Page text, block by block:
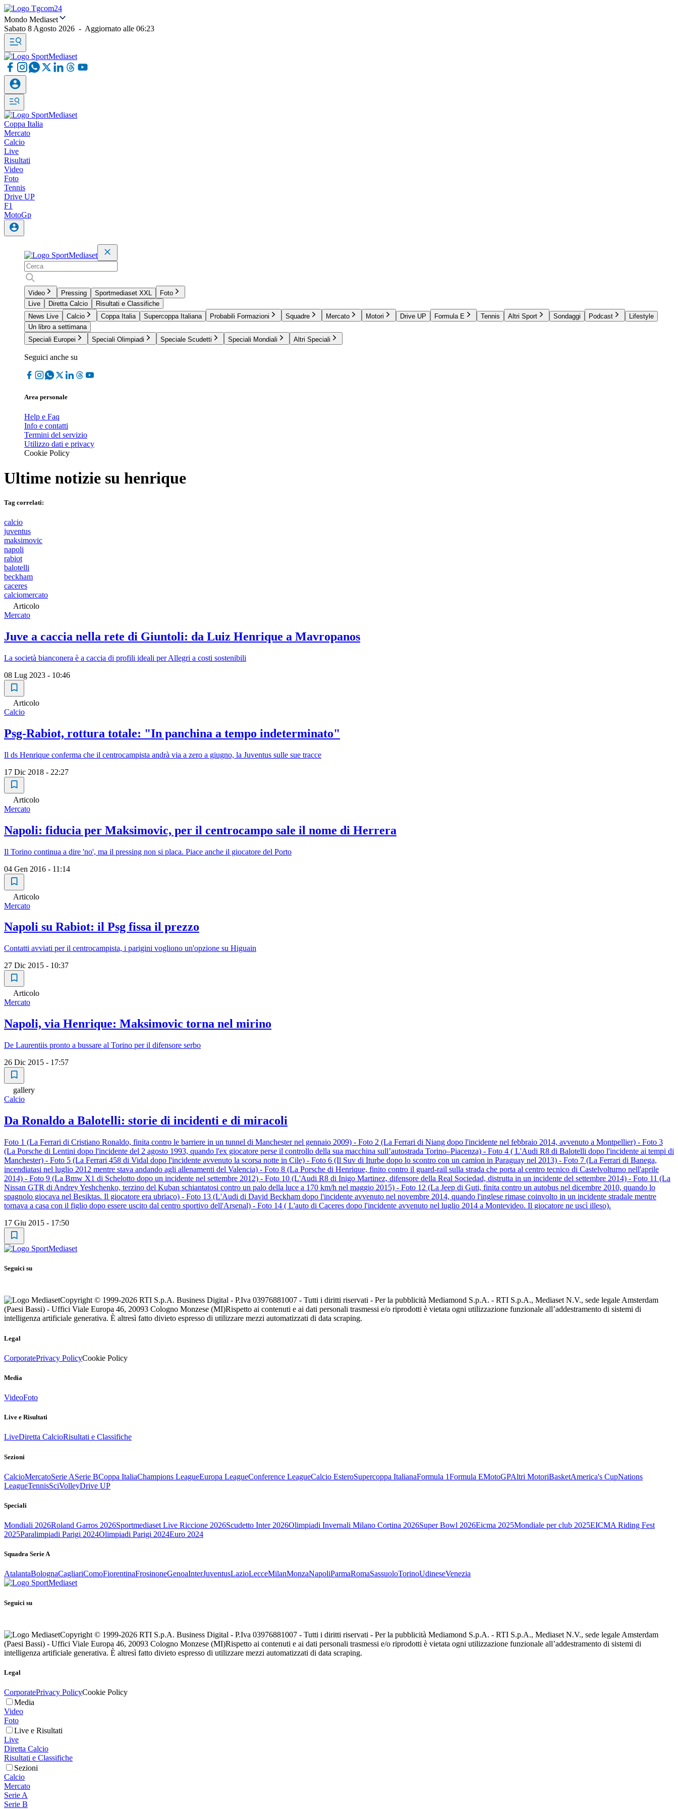
Mondo Mediaset
Sabato 8 Agosto 2026 - Aggiornato alle 06:23
Coppa Italia
Mercato
Calcio
Live
Risultati
Video
Foto
Tennis
Drive UP
F1
MotoGp
Video Pressing Sportmediaset XXL
Foto
Live
Diretta Calcio
Risultati e Classifiche
News Live
Calcio Coppa Italia Supercoppa Italiana Probabili Formazioni Squadre Mercato Motori Drive UP Formula E Tennis Altri Sport Sondaggi Podcast
Lifestyle
Un libro a settimana
Speciali Europei
Speciali Olimpiadi Speciale Scudetti Speciali Mondiali Altri Speciali
Seguici anche su
Area personale
Help e Faq
Info e contatti
Termini del servizio
Utilizzo dati e privacy
Cookie Policy
Ultime notizie su henrique
Tag correlati:
calcio
juventus
maksimovic
napoli
rabiot
balotelli
beckham
caceres
calciomercato
Articolo
Mercato
Juve a caccia nella rete di Giuntoli: da Luiz Henrique a Mavropanos
La società bianconera è a caccia di profili ideali per Allegri a costi sostenibili
08 Lug 2023 - 10:46
Articolo
Calcio
Psg-Rabiot, rottura totale: "In panchina a tempo indeterminato"
Il ds Henrique conferma che il centrocampista andrà via a zero a giugno, la Juventus sulle sue tracce
17 Dic 2018 - 22:27
Articolo
Mercato
Napoli: fiducia per Maksimovic, per il centrocampo sale il nome di Herrera
Il Torino continua a dire 'no', ma il pressing non si placa. Piace anche il giocatore del Porto
04 Gen 2016 - 11:14
Articolo
Mercato
Napoli su Rabiot: il Psg fissa il prezzo
Contatti avviati per il centrocampista, i parigini vogliono un'opzione su Higuain
27 Dic 2015 - 10:37
Articolo
Mercato
Napoli, via Henrique: Maksimovic torna nel mirino
De Laurentiis pronto a bussare al Torino per il difensore serbo
26 Dic 2015 - 17:57
gallery
Calcio
Da Ronaldo a Balotelli: storie di incidenti e di miracoli
Foto 1 (La Ferrari di Cristiano Ronaldo, finita contro le barriere in un tunnel di Manchester nel gennaio 2009) - Foto 2 (La Ferrari di Niang dopo l'incidente nel febbraio 2014, avvenuto a Montpellier) - Foto 3
(La Porsche di Lentini dopo l'incidente del 2 agosto 1993, quando l'ex giocatore perse il controllo della sua macchina sull’autostrada Torino–Piacenza) - Foto 4 ( L'Audi R8 di Balotelli dopo l'incidente ai tempi di
Manchester) - Foto 5 (La Ferrari 458 di Vidal dopo l'incidente avvenuto la scorsa notte in Cile) - Foto 6 (Il Suv di Iturbe dopo lo scontro con un camion in Paraguay nel 2013) - Foto 7 (La Ferrari di Banega,
incendiatasi nel luglio 2012 mentre stava andando agli allenamenti del Valencia) - Foto 8 (La Porsche di Henrique, finito contro il guard-rail sulla strada che porta al centro tecnico di Castelvolturno nell'aprile
2014) - Foto 9 (La Bmw X1 di Schelotto dopo un incidente nel settembre 2012) - Foto 10 (L'Audi R8 di Inigo Martinez, difensore della Real Sociedad, distrutta in un incidente del settembre 2014) - Foto 11 (La
Nissan GTR di Andrey Yeshchenko, terzino del Kuban schiantatosi contro un palo della luce a 170 km/h nel maggio 2015) - Foto 12 (La Jeep di Guti, finita contro un autobus nel dicembre 2010, quando lo
spagnolo giocava nel Besiktas. Il giocatore era ubriaco) - Foto 13 (L'Audi di David Beckham dopo l'incidente avvenuto nel novembre 2014, quando l'inglese rimase coinvolto in un incidente stradale mentre
tornava a casa con il figlio dopo essere uscito dal centro sportivo dell'Arsenal) - Foto 14 ( L'auto di Caceres dopo l'incidente avvenuto nel luglio 2014 a Montevideo. Il giocatore ne uscì illeso).
17 Giu 2015 - 17:50
Seguici su
Copyright © 1999-2026 RTI S.p.A. Business Digital - P.Iva 03976881007 - Tutti i diritti riservati - Per la pubblicità Mediamond S.p.A. - RTI S.p.A., Mediaset N.V., sede legale Amsterdam
(Paesi Bassi) - Uffici Viale Europa 46, 20093 Cologno Monzese (MI)Rispetto ai contenuti e ai dati personali trasmessi e/o riprodotti è vietata ogni utilizzazione funzionale all’addestramento di sistemi di
intelligenza artificiale generativa. È altresì fatto divieto espresso di utilizzare mezzi automatizzati di data scraping.
Legal
CorporatePrivacy PolicyCookie Policy
Media
VideoFoto
Live e Risultati
LiveDiretta CalcioRisultati e Classifiche
Sezioni
CalcioMercatoSerie ASerie BCoppa ItaliaChampions LeagueEuropa LeagueConference LeagueCalcio EsteroSupercoppa ItalianaFormula 1Formula EMotoGPAltri MotoriBasketAmerica's CupNations
LeagueTennisSciVolleyDrive UP
Speciali
Mondiali 2026Roland Garros 2026Sportmediaset Live Riccione 2026Scudetto Inter 2026Olimpiadi Invernali Milano Cortina 2026Super Bowl 2026Eicma 2025Mondiale per club 2025EICMA Riding Fest
2025Paralimpiadi Parigi 2024Olimpiadi Parigi 2024Euro 2024
Squadra Serie A
AtalantaBolognaCagliariComoFiorentinaFrosinoneGenoaInterJuventusLazioLecceMilanMonzaNapoliParmaRomaSassuoloTorinoUdineseVenezia
Seguici su
Copyright © 1999-2026 RTI S.p.A. Business Digital - P.Iva 03976881007 - Tutti i diritti riservati - Per la pubblicità Mediamond S.p.A. - RTI S.p.A., Mediaset N.V., sede legale Amsterdam
(Paesi Bassi) - Uffici Viale Europa 46, 20093 Cologno Monzese (MI)Rispetto ai contenuti e ai dati personali trasmessi e/o riprodotti è vietata ogni utilizzazione funzionale all’addestramento di sistemi di
intelligenza artificiale generativa. È altresì fatto divieto espresso di utilizzare mezzi automatizzati di data scraping.
Legal
CorporatePrivacy PolicyCookie Policy
Media
Video
Foto
Live e Risultati
Live
Diretta Calcio
Risultati e Classifiche
Sezioni
Calcio
Mercato
Serie A
Serie B